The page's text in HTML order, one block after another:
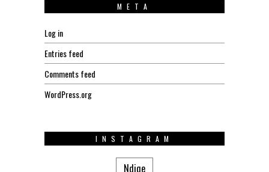
META
Log in
Entries feed
Comments feed
WordPress.org
INSTAGRAM
Ndiqe